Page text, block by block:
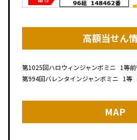
高額当せん
第1025回ハロウィンジャンボミニ 1等
第994回バレンタインジャンボミニ 1等
MAP